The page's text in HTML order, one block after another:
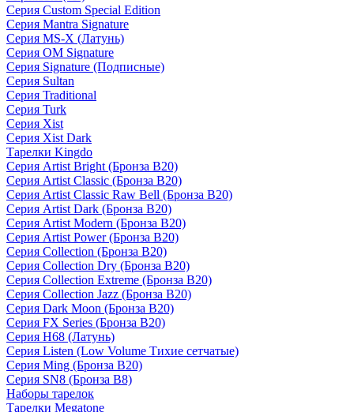
Серия Custom Special Edition
Серия Mantra Signature
Серия MS-X (Латунь)
Серия OM Signature
Серия Signature (Подписные)
Серия Sultan
Серия Traditional
Серия Turk
Серия Xist
Серия Xist Dark
Тарелки Kingdo
Серия Artist Bright (Бронза B20)
Серия Artist Classic (Бронза B20)
Серия Artist Classic Raw Bell (Бронза B20)
Серия Artist Dark (Бронза B20)
Серия Artist Modern (Бронза B20)
Серия Artist Power (Бронза B20)
Серия Collection (Бронза B20)
Серия Collection Dry (Бронза B20)
Серия Collection Extreme (Бронза B20)
Серия Collection Jazz (Бронза B20)
Серия Dark Moon (Бронза B20)
Серия FX Series (Бронза B20)
Серия H68 (Латунь)
Серия Listen (Low Volume Тихие сетчатые)
Серия Ming (Бронза B20)
Серия SN8 (Бронза B8)
Наборы тарелок
Тарелки Megatone